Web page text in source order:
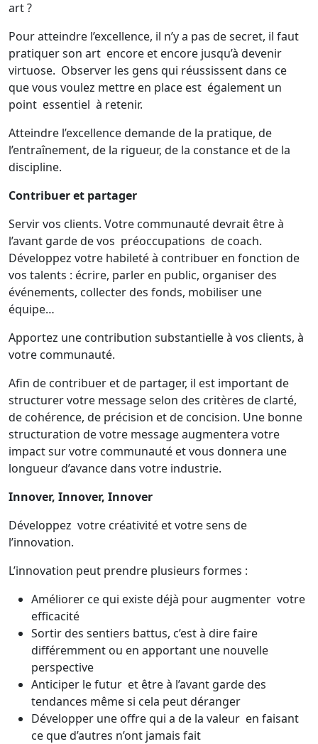
art ?
Pour atteindre l’excellence, il n’y a pas de secret, il faut
pratiquer son art encore et encore jusqu’à devenir
virtuose. Observer les gens qui réussissent dans ce
que vous voulez mettre en place est également un
point essentiel à retenir.
Atteindre l’excellence demande de la pratique, de
l’entraînement, de la rigueur, de la constance et de la
discipline.
Contribuer et partager
Servir vos clients. Votre communauté devrait être à
l’avant garde de vos préoccupations de coach.
Développez votre habileté à contribuer en fonction de
vos talents : écrire, parler en public, organiser des
événements, collecter des fonds, mobiliser une
équipe…
Apportez une contribution substantielle à vos clients, à
votre communauté.
Afin de contribuer et de partager, il est important de
structurer votre message selon des critères de clarté,
de cohérence, de précision et de concision. Une bonne
structuration de votre message augmentera votre
impact sur votre communauté et vous donnera une
longueur d’avance dans votre industrie.
Innover, Innover, Innover
Développez votre créativité et votre sens de
l’innovation.
L’innovation peut prendre plusieurs formes :
Améliorer ce qui existe déjà pour augmenter votre
efficacité
Sortir des sentiers battus, c’est à dire faire
différemment ou en apportant une nouvelle
perspective
Anticiper le futur et être à l’avant garde des
tendances même si cela peut déranger
Développer une offre qui a de la valeur en faisant
ce que d’autres n’ont jamais fait